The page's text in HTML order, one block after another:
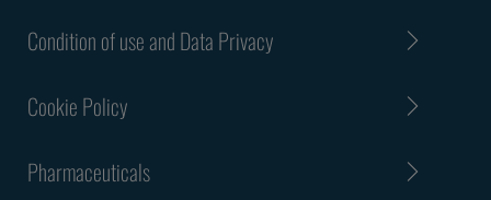
Condition of use and Data Privacy
Cookie Policy
Pharmaceuticals